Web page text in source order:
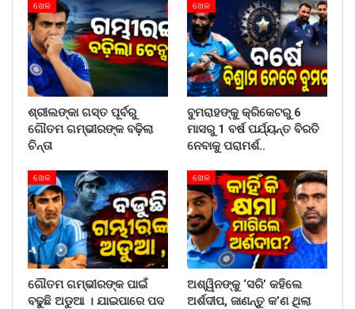
ଖେଳ
ଶ୍ରୀଲଙ୍କା ଗସ୍ତ ପୂର୍ବରୁ
ଗୌତମ ଗମ୍ଭୀରଙ୍କ ବଢ଼ିଲା
ଚିନ୍ତା
ଖେଳ
ବୁମରାହଙ୍କୁ କ୍ରିକେଟରୁ 6
ମାସରୁ 1 ବର୍ଷ ପର୍ଯ୍ୟନ୍ତ ବିରତି
ନେବାକୁ ପରାମର୍ଶ..
ଖେଳ
ଗୌତମ ଗମ୍ଭୀରଙ୍କ ପାଇଁ
ବଢୁଛି ଅଡୁଆ । ଯାଇପାରେ ପଦ
ଖେଳ
ଅଶ୍ୱିନଙ୍କୁ ‘ସରି’ କହିଲେ
ଅର୍ଶଦୀପ, ଜାଣନ୍ତୁ କ’ଣ ଥିଲା